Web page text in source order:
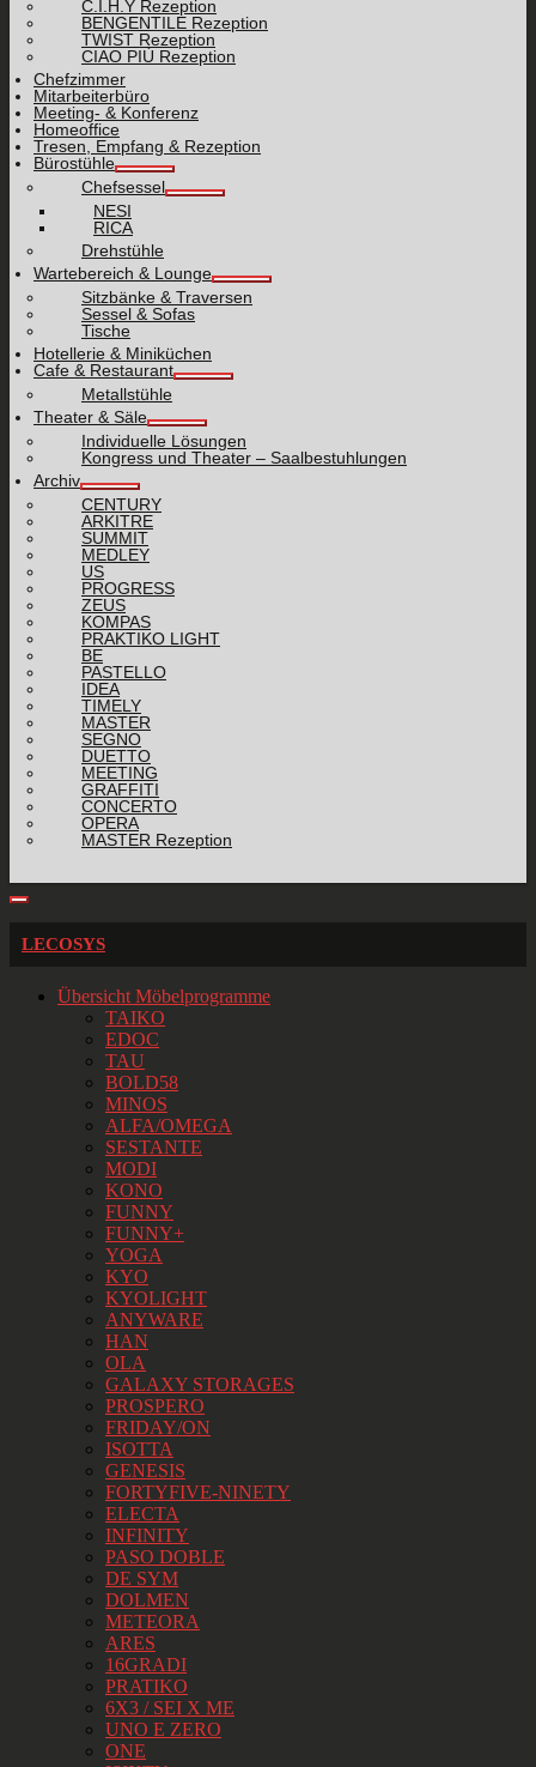
C.I.H.Y Rezeption
BENGENTILE Rezeption
TWIST Rezeption
CIAO PIÙ Rezeption
Chefzimmer
Mitarbeiterbüro
Meeting- & Konferenz
Homeoffice
Tresen, Empfang & Rezeption
Bürostühle
Chefsessel
NESI
RICA
Drehstühle
Wartebereich & Lounge
Sitzbänke & Traversen
Sessel & Sofas
Tische
Hotellerie & Miniküchen
Cafe & Restaurant
Metallstühle
Theater & Säle
Individuelle Lösungen
Kongress und Theater – Saalbestuhlungen
Archiv
CENTURY
ARKITRE
SUMMIT
MEDLEY
US
PROGRESS
ZEUS
KOMPAS
PRAKTIKO LIGHT
BE
PASTELLO
IDEA
TIMELY
MASTER
SEGNO
DUETTO
MEETING
GRAFFITI
CONCERTO
OPERA
MASTER Rezeption
LECOSYS
Übersicht Möbelprogramme
TAIKO
EDOC
TAU
BOLD58
MINOS
ALFA/OMEGA
SESTANTE
MODI
KONO
FUNNY
FUNNY+
YOGA
KYO
KYOLIGHT
ANYWARE
HAN
OLA
GALAXY STORAGES
PROSPERO
FRIDAY/ON
ISOTTA
GENESIS
FORTYFIVE-NINETY
ELECTA
INFINITY
PASO DOBLE
DE SYM
DOLMEN
METEORA
ARES
16GRADI
PRATIKO
6X3 / SEI X ME
UNO E ZERO
ONE